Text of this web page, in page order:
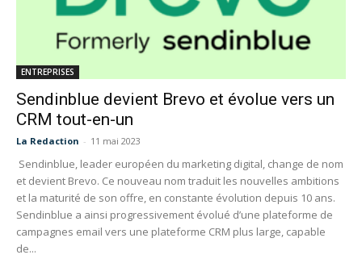
ENTREPRISES
Sendinblue devient Brevo et évolue vers un
CRM tout-en-un
La Redaction - 11 mai 2023
Sendinblue, leader européen du marketing digital, change de nom
et devient Brevo. Ce nouveau nom traduit les nouvelles ambitions
et la maturité de son offre, en constante évolution depuis 10 ans.
Sendinblue a ainsi progressivement évolué d’une plateforme de
campagnes email vers une plateforme CRM plus large, capable
de...